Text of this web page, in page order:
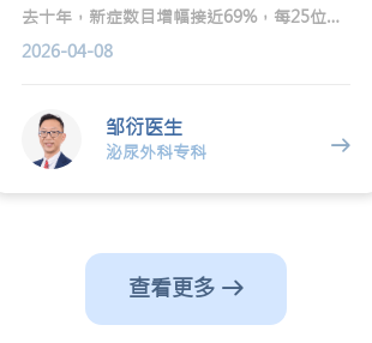
去十年，新症数目增幅接近69%，每25位男
性中约有一位一生中有机会患上。早期发现
2026-04-08
邹衍医生
泌尿外科专科
查看更多